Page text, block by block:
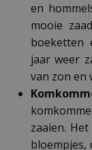
en
mooie
boeketten
jaar weer
van zon en
zaaien.
bloempjes,